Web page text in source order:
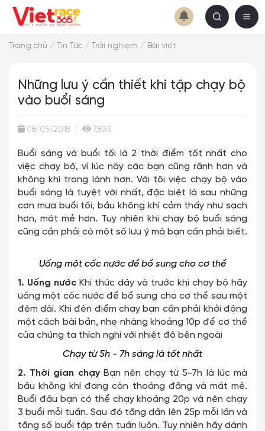
Trang chủ / Tin Tức / Trải nghiệm / Bài viết
Những lưu ý cần thiết khi tập chạy bộ
vào buổi sáng
08/05/2018 7,803
Buổi sáng và buổi tối là 2 thời điểm tốt nhất cho
việc chạy bộ, vì lúc này các bạn cũng rãnh hơn và
không khí trong lành hơn. Với tôi việc chạy bộ vào
buổi sáng là tuyệt vời nhất, đặc biệt là sau những
cơn mưa buổi tối, bầu không khí cảm thấy như sạch
hơn, mát mẻ hơn. Tuy nhiên khi chạy bộ buổi sáng
cũng cần phải có một số lưu ý mà bạn cần phải biết.
Uống một cốc nước để bổ sung cho cơ thể
1. Uống nước Khi thức dậy và trước khi chạy bộ hãy
uống một cốc nước để bổ sung cho cơ thể sau một
đêm dài. Khi đến điểm chạy bạn cần phải khởi động
một cách bài bản, nhẹ nhàng khoảng 10p để cơ thể
của chúng ta thích nghi với nhiệt độ bên ngoài
Chạy từ 5h - 7h sáng là tốt nhất
2. Thời gian chạyBạn nên chạy từ 5-7h là lúc mà
bầu không khí đang còn thoáng đãng và mát mẻ.
Buổi đầu bạn có thể chạy khoảng 20p và nên chạy
3 buổi mỗi tuần. Sau đó tăng dần lên 25p mỗi lần và
tăng số buổi tập trên tuần luôn. Tuy nhiên hãy dành